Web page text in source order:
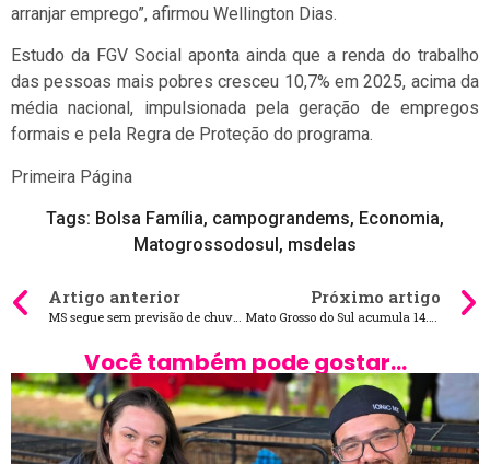
arranjar emprego”, afirmou Wellington Dias.
Estudo da FGV Social aponta ainda que a renda do trabalho
das pessoas mais pobres cresceu 10,7% em 2025, acima da
média nacional, impulsionada pela geração de empregos
formais e pela Regra de Proteção do programa.
Primeira Página
Tags: Bolsa Família, campograndems, Economia,
Matogrossodosul , msdelas
Artigo anterior Próximo artigo
Você também pode gostar...